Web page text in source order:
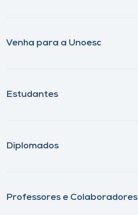
Venha para a Unoesc
Estudantes
Diplomados
Professores e Colaboradores